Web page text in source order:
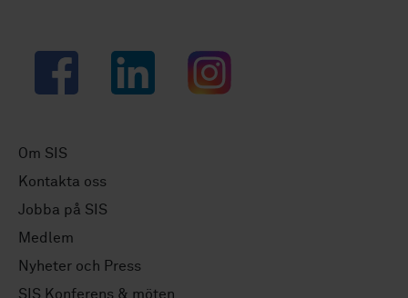
Facebook LinkedIn Instagram
Om SIS
Kontakta oss
Jobba på SIS
Medlem
Nyheter och Press
SIS Konferens & möten